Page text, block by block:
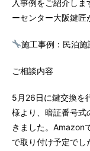
入事例をご紹介し
ーセンター大阪鍵匠
施工事例：民泊施
ご相談内容
5月26日に鍵交換を
様より、暗証番号式
きました。Amazon
で取り付け予定でし